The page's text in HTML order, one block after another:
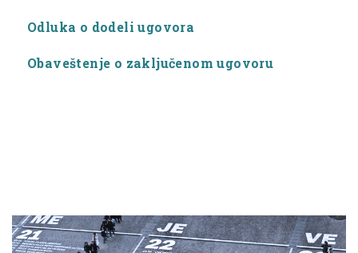
Odluka o dodeli ugovora
Obaveštenje o zaključenom ugovoru